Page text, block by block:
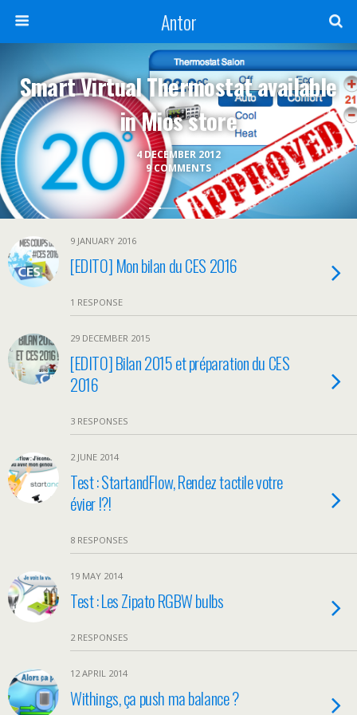
Antor
4 DECEMBER 2012
9 COMMENTS
Smart Virtual Thermostat available
in Mios store
9 JANUARY 2016
[EDITO] Mon bilan du CES 2016
1 RESPONSE
29 DECEMBER 2015
[EDITO] Bilan 2015 et préparation du CES
2016
3 RESPONSES
2 JUNE 2014
Test : StartandFlow, Rendez tactile votre
évier !?!
8 RESPONSES
19 MAY 2014
Test : Les Zipato RGBW bulbs
2 RESPONSES
12 APRIL 2014
Withings, ça push ma balance ?